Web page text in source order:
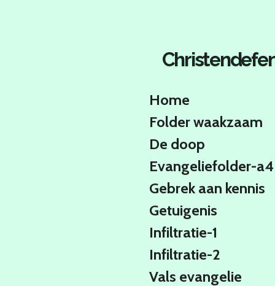
Home
Folder waakzaam
De doop
Evangeliefolder-a4
Gebrek aan kennis
Getuigenis
Infiltratie-1
Infiltratie-2
Vals evangelie